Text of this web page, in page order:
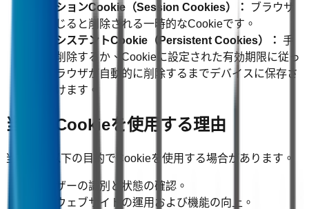
セッションCookie（Session Cookies）：
ブラウザ
を閉じると削除される一時的なCookieです。
パーシステントCookie（Persistent Cookies）： 手
動で削除するか、Cookieに設定された有効期限に従っ
てブラウザが自動的に削除するまでデバイスに保存さ
れ続けます。
当社がCookieを使用する理由
当社は、以下の目的でCookieを使用する場合があります。
ユーザーの識別と状態の確認。
当社ウェブサイトの運用および機能の向上。